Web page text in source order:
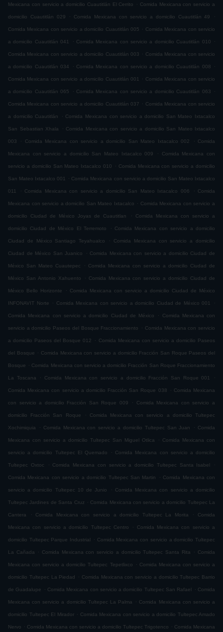
Mexicana con servicio a domicilio Cuautitlán El Cerrito . Comida Mexicana con servicio a
domicilio Cuautitlán 029 . Comida Mexicana con servicio a domicilio Cuautitlán 49 .
Comida Mexicana con servicio a domicilio Cuautitlán 005 . Comida Mexicana con servicio
a domicilio Cuautitlán 041 . Comida Mexicana con servicio a domicilio Cuautitlán 010 .
Comida Mexicana con servicio a domicilio Cuautitlán 003 . Comida Mexicana con servicio
a domicilio Cuautitlán 034 . Comida Mexicana con servicio a domicilio Cuautitlán 008 .
Comida Mexicana con servicio a domicilio Cuautitlán 001 . Comida Mexicana con servicio
a domicilio Cuautitlán 065 . Comida Mexicana con servicio a domicilio Cuautitlán 063 .
Comida Mexicana con servicio a domicilio Cuautitlán 037 . Comida Mexicana con servicio
a domicilio Cuautitlán . Comida Mexicana con servicio a domicilio San Mateo Ixtacalco
San Sebastian Xhala . Comida Mexicana con servicio a domicilio San Mateo Ixtacalco
003 . Comida Mexicana con servicio a domicilio San Mateo Ixtacalco 002 . Comida
Mexicana con servicio a domicilio San Mateo Ixtacalco 009 . Comida Mexicana con
servicio a domicilio San Mateo Ixtacalco 010 . Comida Mexicana con servicio a domicilio
San Mateo Ixtacalco 001 . Comida Mexicana con servicio a domicilio San Mateo Ixtacalco
011 . Comida Mexicana con servicio a domicilio San Mateo Ixtacalco 006 . Comida
Mexicana con servicio a domicilio San Mateo Ixtacalco . Comida Mexicana con servicio a
domicilio Ciudad de México Joyas de Cuautitlan . Comida Mexicana con servicio a
domicilio Ciudad de México El Terremoto . Comida Mexicana con servicio a domicilio
Ciudad de México Santiago Teyahualco . Comida Mexicana con servicio a domicilio
Ciudad de México San Juanico . Comida Mexicana con servicio a domicilio Ciudad de
México San Mateo Cuautepec . Comida Mexicana con servicio a domicilio Ciudad de
México San Antonio Xahuento . Comida Mexicana con servicio a domicilio Ciudad de
México Bello Horizonte . Comida Mexicana con servicio a domicilio Ciudad de México
INFONAVIT Norte . Comida Mexicana con servicio a domicilio Ciudad de México 001 .
Comida Mexicana con servicio a domicilio Ciudad de México . Comida Mexicana con
servicio a domicilio Paseos del Bosque Fraccionamiento . Comida Mexicana con servicio
a domicilio Paseos del Bosque 012 . Comida Mexicana con servicio a domicilio Paseos
del Bosque . Comida Mexicana con servicio a domicilio Fracción San Roque Paseos del
Bosque . Comida Mexicana con servicio a domicilio Fracción San Roque Fraccionamiento
La Toscana . Comida Mexicana con servicio a domicilio Fracción San Roque 001 .
Comida Mexicana con servicio a domicilio Fracción San Roque 038 . Comida Mexicana
con servicio a domicilio Fracción San Roque 009 . Comida Mexicana con servicio a
domicilio Fracción San Roque . Comida Mexicana con servicio a domicilio Tultepec
Xochimiquia . Comida Mexicana con servicio a domicilio Tultepec San Juan . Comida
Mexicana con servicio a domicilio Tultepec San Miguel Otlica . Comida Mexicana con
servicio a domicilio Tultepec El Quemado . Comida Mexicana con servicio a domicilio
Tultepec Oxtoc . Comida Mexicana con servicio a domicilio Tultepec Santa Isabel .
Comida Mexicana con servicio a domicilio Tultepec San Martin . Comida Mexicana con
servicio a domicilio Tultepec 10 de Junio . Comida Mexicana con servicio a domicilio
Tultepec Jardines de Santa Cruz . Comida Mexicana con servicio a domicilio Tultepec La
Cantera . Comida Mexicana con servicio a domicilio Tultepec La Morita . Comida
Mexicana con servicio a domicilio Tultepec Centro . Comida Mexicana con servicio a
domicilio Tultepec Parque Industrial . Comida Mexicana con servicio a domicilio Tultepec
La Cañada . Comida Mexicana con servicio a domicilio Tultepec Santa Rita . Comida
Mexicana con servicio a domicilio Tultepec Tepetlixco . Comida Mexicana con servicio a
domicilio Tultepec La Piedad . Comida Mexicana con servicio a domicilio Tultepec Barrio
de Guadalupe . Comida Mexicana con servicio a domicilio Tultepec San Rafael . Comida
Mexicana con servicio a domicilio Tultepec La Palma . Comida Mexicana con servicio a
domicilio Tultepec El Mirador . Comida Mexicana con servicio a domicilio Tultepec Amado
Nervo . Comida Mexicana con servicio a domicilio Tultepec Trigotenco . Comida Mexicana